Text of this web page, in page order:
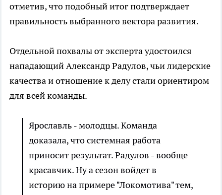
отметив, что подобный итог подтверждает
правильность выбранного вектора развития.
Отдельной похвалы от эксперта удостоился
нападающий Александр Радулов, чьи лидерские
качества и отношение к делу стали ориентиром
для всей команды.
Ярославль - молодцы. Команда
доказала, что системная работа
приносит результат. Радулов - вообще
красавчик. Ну а сезон войдет в
историю на примере "Локомотива" тем,